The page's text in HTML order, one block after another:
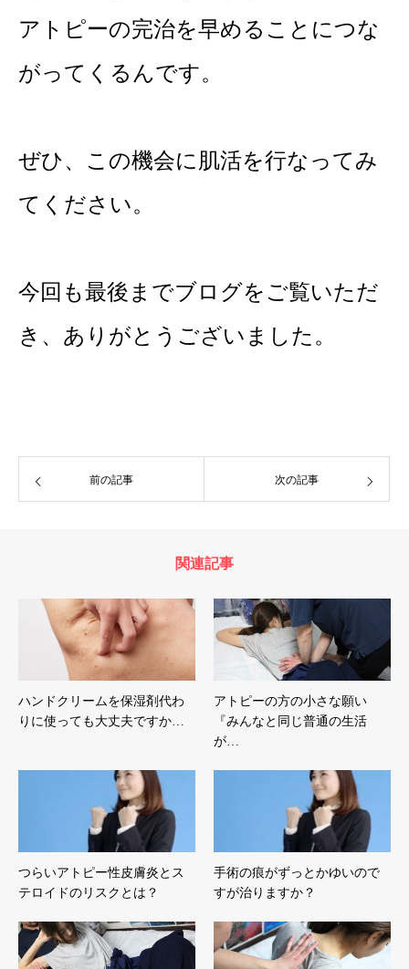
アトピーの完治を早めることにつな
がってくるんです。
ぜひ、この機会に肌活を行なってみ
てください。
今回も最後までブログをご覧いただ
き、ありがとうございました。
前の記事 次の記事
関連記事
ハンドクリームを保湿剤代わ
りに使っても大丈夫ですか…
アトピーの方の小さな願い
『みんなと同じ普通の生活
が…
つらいアトピー性皮膚炎とス
テロイドのリスクとは？
手術の痕がずっとかゆいので
すが治りますか？